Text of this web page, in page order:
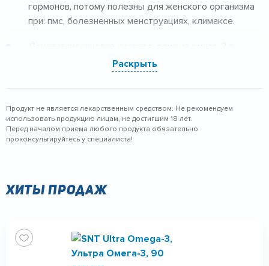
гормонов, потому полезны для женского организма
при: пмс, болезненных менструациях, климаксе.
Докозагексаеновая кислота, одна из омега-3 в
составе данной БАД, влияет на клетки мозга,
укрепляя их оболочку. Это не только улучшает
память и внимательность, но и является
профилактикой болезни Альцгеймера.
Регулярное употребление добавки в умеренных
количествах улучшает состояние кожи, укрепляет
Раскрыть
Продукт не является лекарственным средством. Не рекомендуем
использовать продукцию лицам, не достигшим 18 лет.
Перед началом приема любого продукта обязательно
проконсультируйтесь у специалиста!
Хиты продаж